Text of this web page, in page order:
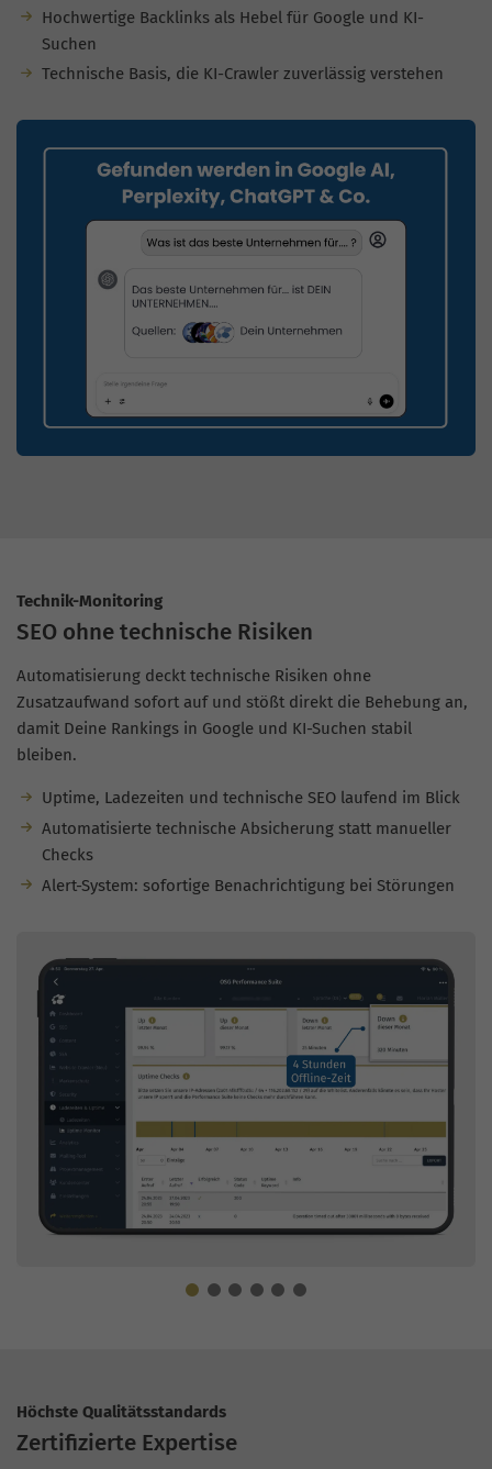
Hochwertige Backlinks als Hebel für Google und KI-
Suchen
Technische Basis, die KI-Crawler zuverlässig verstehen
Technik-Monitoring
SEO ohne technische Risiken
Automatisierung deckt technische Risiken ohne
Zusatzaufwand sofort auf und stößt direkt die Behebung an,
damit Deine Rankings in Google und KI-Suchen stabil
bleiben.
Uptime, Ladezeiten und technische SEO laufend im Blick
Automatisierte technische Absicherung statt manueller
Checks
Alert-System: sofortige Benachrichtigung bei Störungen
Höchste Qualitätsstandards
Zertifizierte Expertise